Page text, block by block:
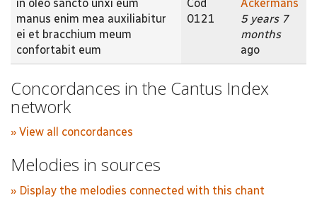
in oleo sancto unxi eum
manus enim mea auxiliabitur
ei et bracchium meum
confortabit eum
Cod
0121
Ackermans
5 years 7
months
ago
Concordances in the Cantus Index
network
» View all concordances
Melodies in sources
» Display the melodies connected with this chant